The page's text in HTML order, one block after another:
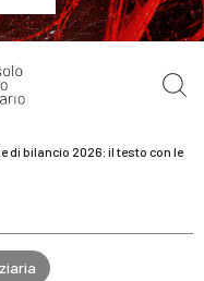
Artificiale
di bilancio 2026: il testo con le